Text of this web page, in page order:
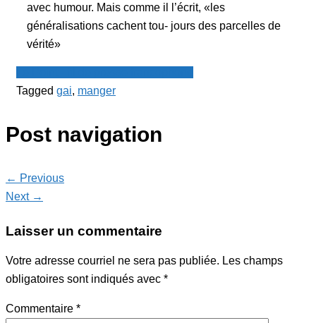
avec humour. Mais comme il l’écrit, «les
généralisations cachent tou- jours des parcelles de
vérité»
Tagged gai, manger
Post navigation
← Previous
Next →
Laisser un commentaire
Votre adresse courriel ne sera pas publiée. Les champs
obligatoires sont indiqués avec *
Commentaire *